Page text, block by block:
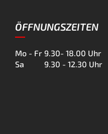
ÖFFNUNGSZEITEN
Mo - Fr 9.30- 18.00 Uhr
Sa
9.30 - 12.30 Uhr